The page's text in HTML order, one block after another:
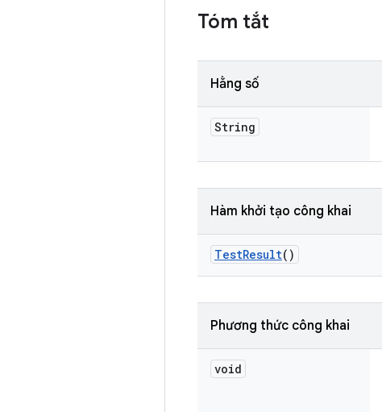
Tóm tắt
Hằng số
String
Hàm khởi tạo công khai
TestResult()
Phương thức công khai
void